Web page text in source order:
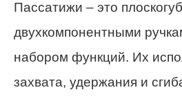
Пассатижи – это
двухкомпонентными
набором функций. Их
захвата, удержания и